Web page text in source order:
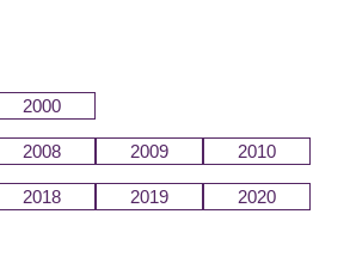
2000
2008 2009 2010
2018 2019 2020